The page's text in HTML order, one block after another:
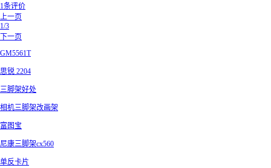
1条评价
上一页
1/3
下一页
GM5561T
思锐 2204
三脚架好处
相机三脚架改画架
富图宝
尼康三脚架cx560
单反卡片